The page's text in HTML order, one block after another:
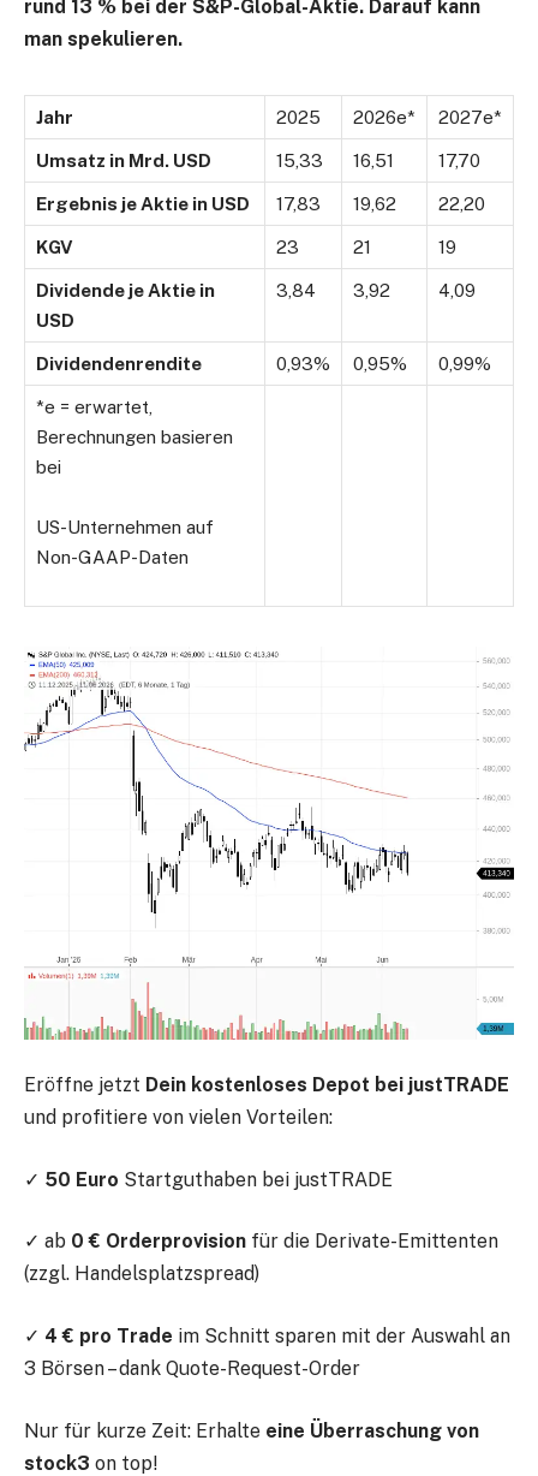
rund 13 % bei der S&P-Global-Aktie. Darauf kann
man spekulieren.
Jahr 2025 2026e* 2027e*
Umsatz in Mrd. USD 15,33 16,51 17,70
Ergebnis je Aktie in USD 17,83 19,62 22,20
KGV 23 21 19
Dividende je Aktie in
USD
3,84 3,92 4,09
Dividendenrendite 0,93% 0,95% 0,99%
*e = erwartet,
Berechnungen basieren
bei
US-Unternehmen auf
Non-GAAP-Daten
Eröffne jetzt Dein kostenloses Depot bei justTRADE
und profitiere von vielen Vorteilen:
✓ 50 Euro Startguthaben bei justTRADE
✓ ab 0 € Orderprovision für die Derivate-Emittenten
(zzgl. Handelsplatzspread)
✓ 4 € pro Trade im Schnitt sparen mit der Auswahl an
3 Börsen – dank Quote-Request-Order
Nur für kurze Zeit: Erhalte eine Überraschung von
stock3 on top!